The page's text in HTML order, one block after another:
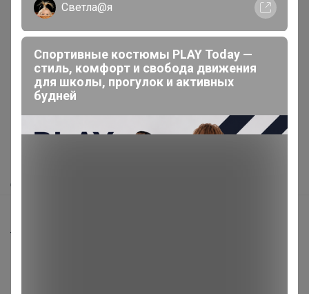
Как здесь все устроено?
Как сделать заказ?
Доставка
Торговые марки
Светла@я
Спортивные костюмы PLAY Today —
стиль, комфорт и свобода движения
для школы, прогулок и активных
будней